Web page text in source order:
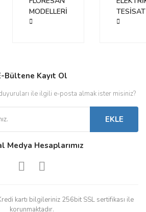
MODELLERİ
TESİSAT
Bültene Kayıt Ol
ile ilgili e-posta almak ister misiniz?
EKLE
Medya Hesaplarımız
kartı bilgileriniz 256bit SSL sertifikası ile
korunmaktadır.